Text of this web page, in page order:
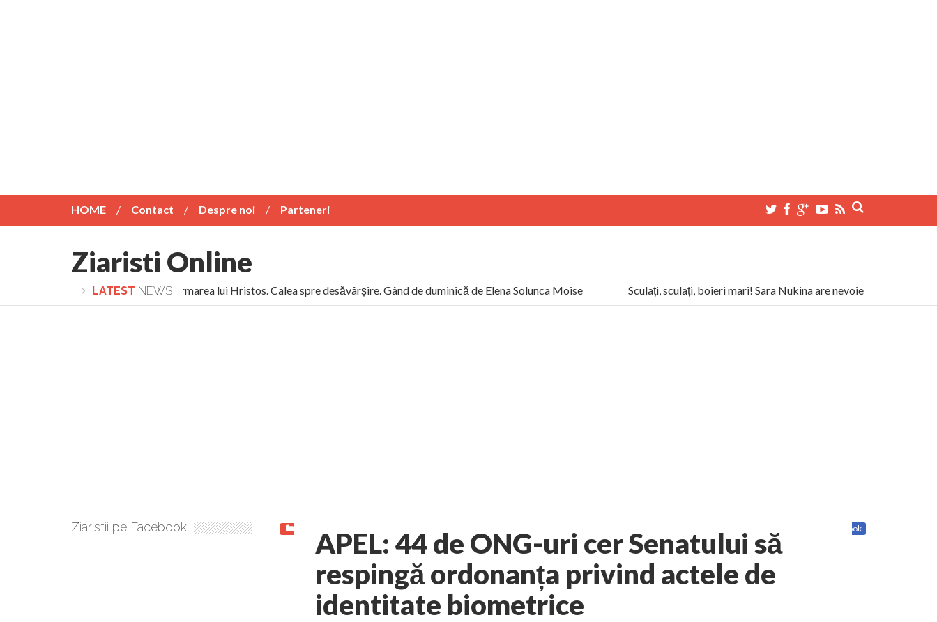
HOME Contact Despre noi Parteneri
Ziaristi Online
LATEST NEWS
Lepădarea de sine și urmarea lui Hristos. Calea spre desăvârșire. Gând de duminică de Elena Solunca Moise
Sculați, sculați, boieri mari! Sara Nukina are nevoie de ajutorul nostru!
Turnătorul DIE Lucian Boia înjură din nou poporul român: “românii sunt slavi, nu latini”. Fostul agent ceaușist de la Humanitas militează pentru federalizarea României
Facebook
APEL: 44 de ONG-uri cer Senatului să
respingă ordonanța privind actele de
identitate biometrice
Ziaristii pe Facebook